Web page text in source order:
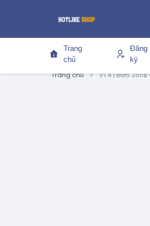
Trang
chủ
Đăng
ký
Trang chủ V1.4 | BM5 250$